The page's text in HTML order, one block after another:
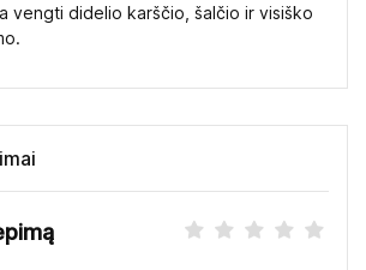
vengti didelio karščio, šalčio ir visiško